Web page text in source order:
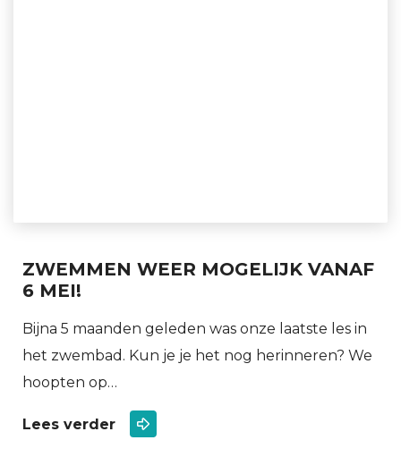
ZWEMMEN WEER MOGELIJK VANAF
6 MEI!
Bijna 5 maanden geleden was onze laatste les in
het zwembad. Kun je je het nog herinneren? We
hoopten op…
Lees verder